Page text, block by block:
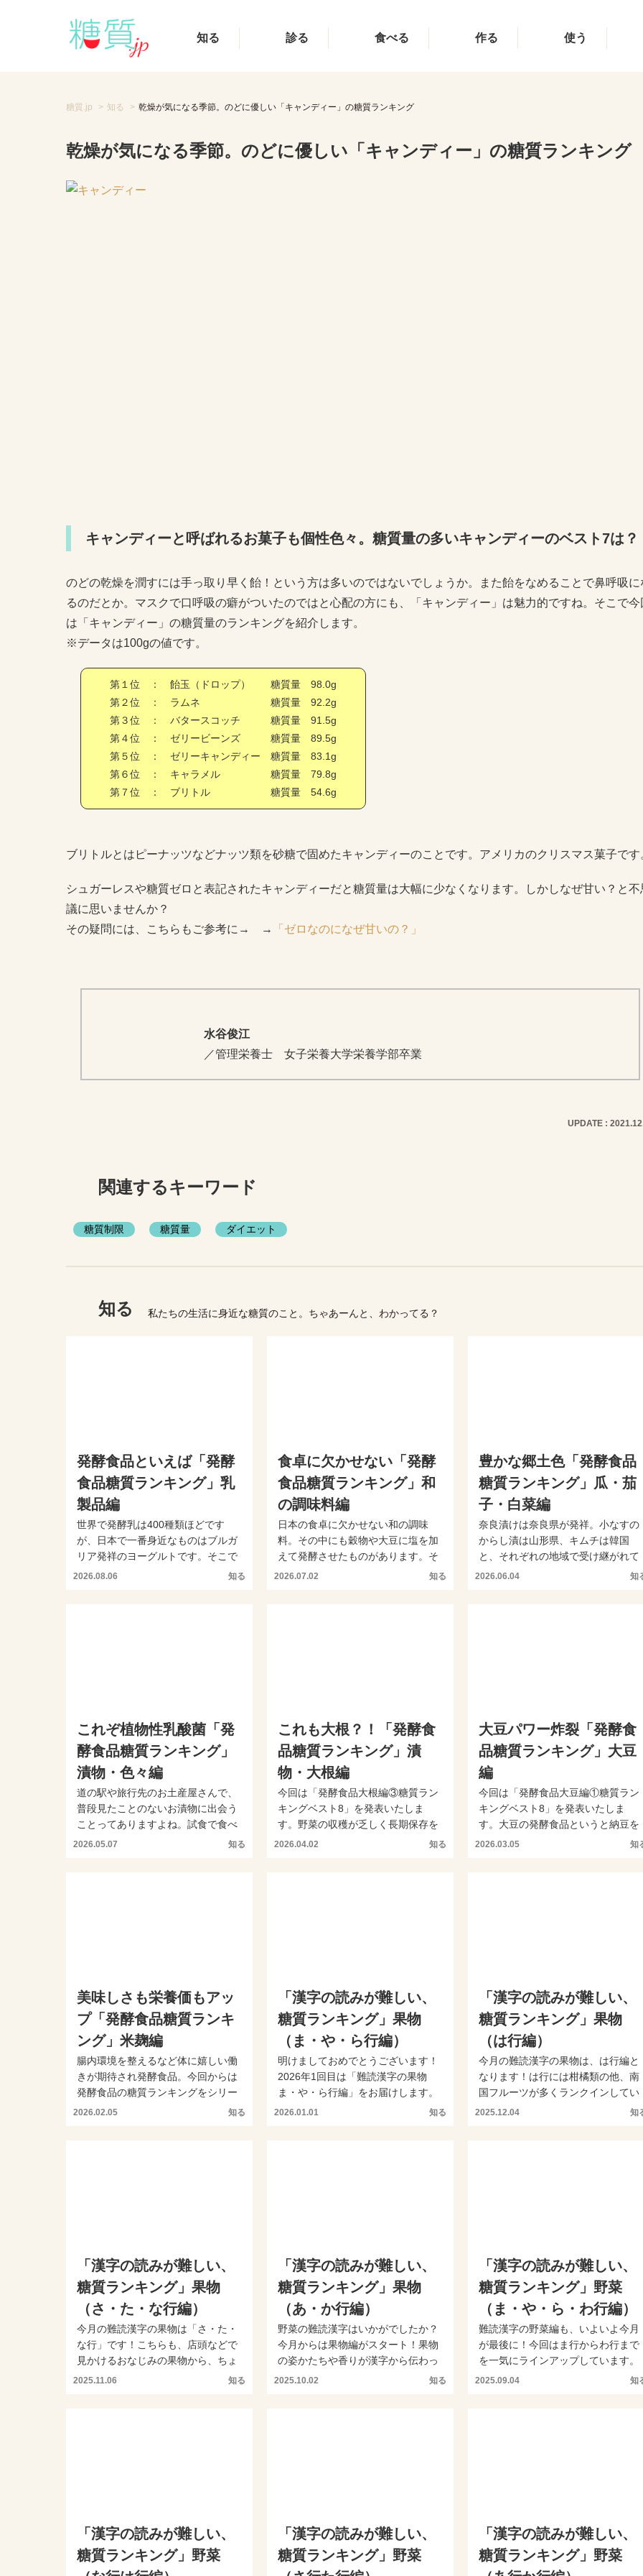
知る 診る 食べる 作る 使う
糖質.jp 知る 乾燥が気になる季節。のどに優しい「キャンディー」の糖質ランキング
乾燥が気になる季節。のどに優しい「キャンディー」の糖質ランキング
キャンディーと呼ばれるお菓子も個性色々。糖質量の多いキャンディーのベスト7は？
のどの乾燥を潤すには手っ取り早く飴！という方は多いのではないでしょうか。また飴をなめることで鼻呼吸に
るのだとか。マスクで口呼吸の癖がついたのではと心配の方にも、「キャンディー」は魅力的ですね。そこで今
は「キャンディー」の糖質量のランキングを紹介します。
※データは100gの値です。
第１位 ： 飴玉（ドロップ）
糖質量 98.0g
第２位 ： ラムネ
糖質量 92.2g
第３位 ： バタースコッチ
糖質量 91.5g
第４位 ： ゼリービーンズ
糖質量 89.5g
第５位 ： ゼリーキャンディー 糖質量 83.1g
第６位 ： キャラメル
糖質量 79.8g
第７位 ： ブリトル
糖質量 54.6g
ブリトルとはピーナッツなどナッツ類を砂糖で固めたキャンディーのことです。アメリカのクリスマス菓子です
シュガーレスや糖質ゼロと表記されたキャンディーだと糖質量は大幅に少なくなります。しかしなぜ甘い？と不
議に思いませんか？
その疑問には、こちらもご参考に→ →
「ゼロなのになぜ甘いの？」
水谷俊江
／管理栄養士 女子栄養大学栄養学部卒業
UPDATE :
関連するキーワード
糖質制限 糖質量 ダイエット
知る 私たちの生活に身近な糖質のこと。ちゃあーんと、わかってる？
発酵食品といえば「発酵
食品糖質ランキング」乳
製品編
世界で発酵乳は400種類ほどです
が、日本で一番身近なものはブルガ
リア発祥のヨーグルトです。そこで
今回は「発酵食品・乳製品...
2026.08.06 知る
食卓に欠かせない「発酵
食品糖質ランキング」和
の調味料編
日本の食卓に欠かせない和の調味
料。その中にも穀物や大豆に塩を加
えて発酵させたものがあります。そ
こで今回は「発酵食品・和の...
2026.07.02 知る
豊かな郷土色「発酵食品
糖質ランキング」瓜・茄
子・白菜編
奈良漬けは奈良県が発祥。小なすの
からし漬は山形県、キムチは韓国
と、それぞれの地域で受け継がれて
きた漬物です。今回のランキ...
2026.06.04 知
これぞ植物性乳酸菌「発
酵食品糖質ランキング」
漬物・色々編
道の駅や旅行先のお土産屋さんで、
普段見たことのないお漬物に出会う
ことってありますよね。試食で食べ
てその美味しさに驚くこと...
2026.05.07 知る
これも大根？！「発酵食
品糖質ランキング」漬
物・大根編
今回は「発酵食品大根編③糖質ラン
キングベスト8」を発表いたしま
す。野菜の収穫が乏しく長期保存を
するために考えられた大根の...
2026.04.02 知る
大豆パワー炸裂「発酵食
品糖質ランキング」大豆
編
今回は「発酵食品大豆編①糖質ラン
キングベスト8」を発表いたしま
す。大豆の発酵食品というと納豆を
思い浮かべる方も多いかと思...
2026.03.05 知
美味しさも栄養価もアッ
プ「発酵食品糖質ランキ
ング」米麹編
腸内環境を整えるなど体に嬉しい働
きが期待され発酵食品。今回からは
発酵食品の糖質ランキングをシリー
ズで発表します。本日は米...
2026.02.05 知る
「漢字の読みが難しい、
糖質ランキング」果物
（ま・や・ら行編）
明けましておめでとうございます！
2026年1回目は「難読漢字の果物
ま・や・ら行編」をお届けします。
今回はかなり難読の果...
2026.01.01 知る
「漢字の読みが難しい、
糖質ランキング」果物
（は行編）
今月の難読漢字の果物は、は行編と
なります！は行には柑橘類の他、南
国フルーツが多くランクインしてい
ます。身近なあの果物もは...
2025.12.04 知
「漢字の読みが難しい、
糖質ランキング」果物
（さ・た・な行編）
今月の難読漢字の果物は「さ・た・
な行」です！こちらも、店頭などで
見かけるおなじみの果物から、ちょ
っと珍しい果物までがラン...
2025.11.06 知る
「漢字の読みが難しい、
糖質ランキング」果物
（あ・か行編）
野菜の難読漢字はいかがでしたか？
今月からは果物編がスタート！果物
の姿かたちや香りが漢字から伝わっ
てくるようです。店頭でも...
2025.10.02 知る
「漢字の読みが難しい、
糖質ランキング」野菜
（ま・や・ら・わ行編）
難読漢字の野菜編も、いよいよ今月
が最後に！今回はま行からわ行まで
を一気にラインアップしています。
薬味でよく見るあの野菜か...
2025.09.04 知
「漢字の読みが難しい、
糖質ランキング」野菜
「漢字の読みが難しい、
糖質ランキング」野菜
「漢字の読みが難しい、
糖質ランキング」野菜